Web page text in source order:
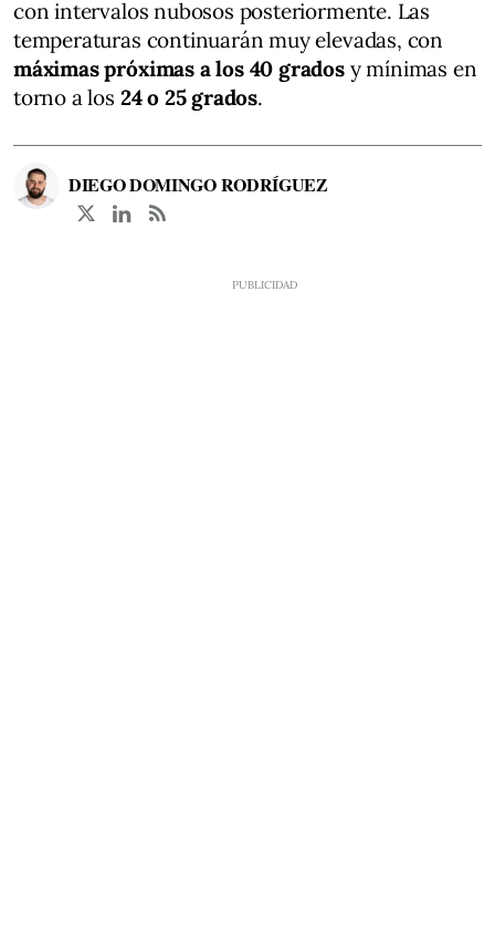
con intervalos nubosos posteriormente. Las
temperaturas continuarán muy elevadas, con
máximas próximas a los 40 gradosy mínimas en
torno a los 24 o 25 grados.
DIEGO DOMINGO RODRÍGUEZ